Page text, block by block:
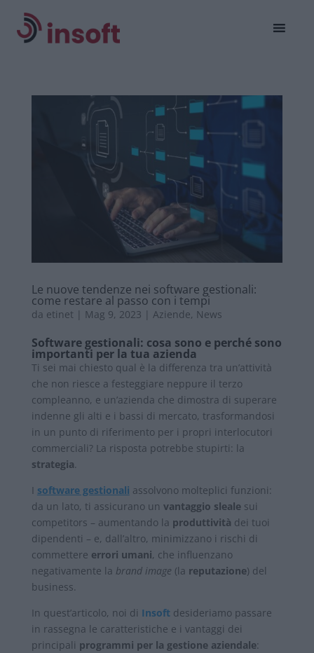
Le nuove tendenze nei software gestionali:
come restare al passo con i tempi
da etinet | Mag 9, 2023 | Aziende, News
Software gestionali: cosa sono e perché sono
importanti per la tua azienda
Ti sei mai chiesto qual è la differenza tra un’attività
che non riesce a festeggiare neppure il terzo
compleanno, e un’azienda che dimostra di superare
indenne gli alti e i bassi di mercato, trasformandosi
in un punto di riferimento per i propri interlocutori
commerciali? La risposta potrebbe stupirti: la
strategia.
I software gestionali assolvono molteplici funzioni:
da un lato, ti assicurano un vantaggio slealesui
competitors – aumentando la produttività dei tuoi
dipendenti – e, dall’altro, minimizzano i rischi di
commettere errori umani, che influenzano
negativamente la brand image (la reputazione) del
business.
In quest’articolo, noi di Insoftdesideriamo passare
in rassegna le caratteristiche e i vantaggi dei
principali programmi per la gestione aziendale: